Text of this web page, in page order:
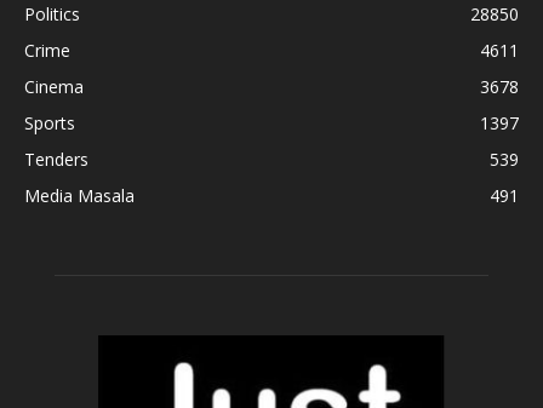
Politics
28850
Crime
4611
Cinema
3678
Sports
1397
Tenders
539
Media Masala
491